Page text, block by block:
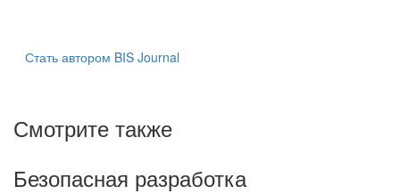
Стать автором BIS Journal
Смотрите также
Безопасная разработка